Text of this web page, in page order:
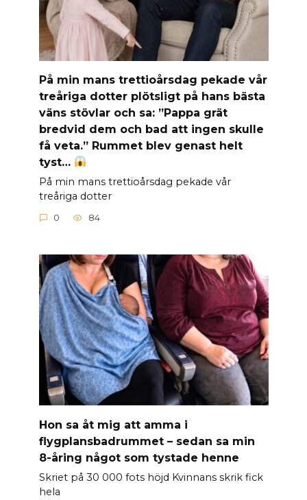
På min mans trettioårsdag pekade vår
treåriga dotter plötsligt på hans bästa
väns stövlar och sa: ”Pappa grät
bredvid dem och bad att ingen skulle
få veta.” Rummet blev genast helt
tyst…
På min mans trettioårsdag pekade vår
treåriga dotter
0 84
Hon sa åt mig att amma i
flygplansbadrummet – sedan sa min
8-åring något som tystade henne
Skriet på 30 000 fots höjd Kvinnans skrik fick
hela